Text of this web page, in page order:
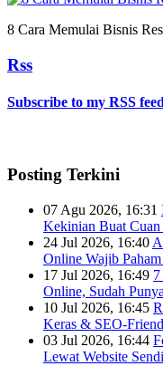
8 Cara Memulai Bisnis
Rss
Subscribe to my RSS
Posting Terkini
07 Agu 2026, 16:31
Kekinian Buat
24 Jul 2026, 16:40
Online Wajib
17 Jul 2026, 16:49
Online, Sudah
10 Jul 2026, 16:45
Keras & SEO-
03 Jul 2026, 16:44
Lewat Website